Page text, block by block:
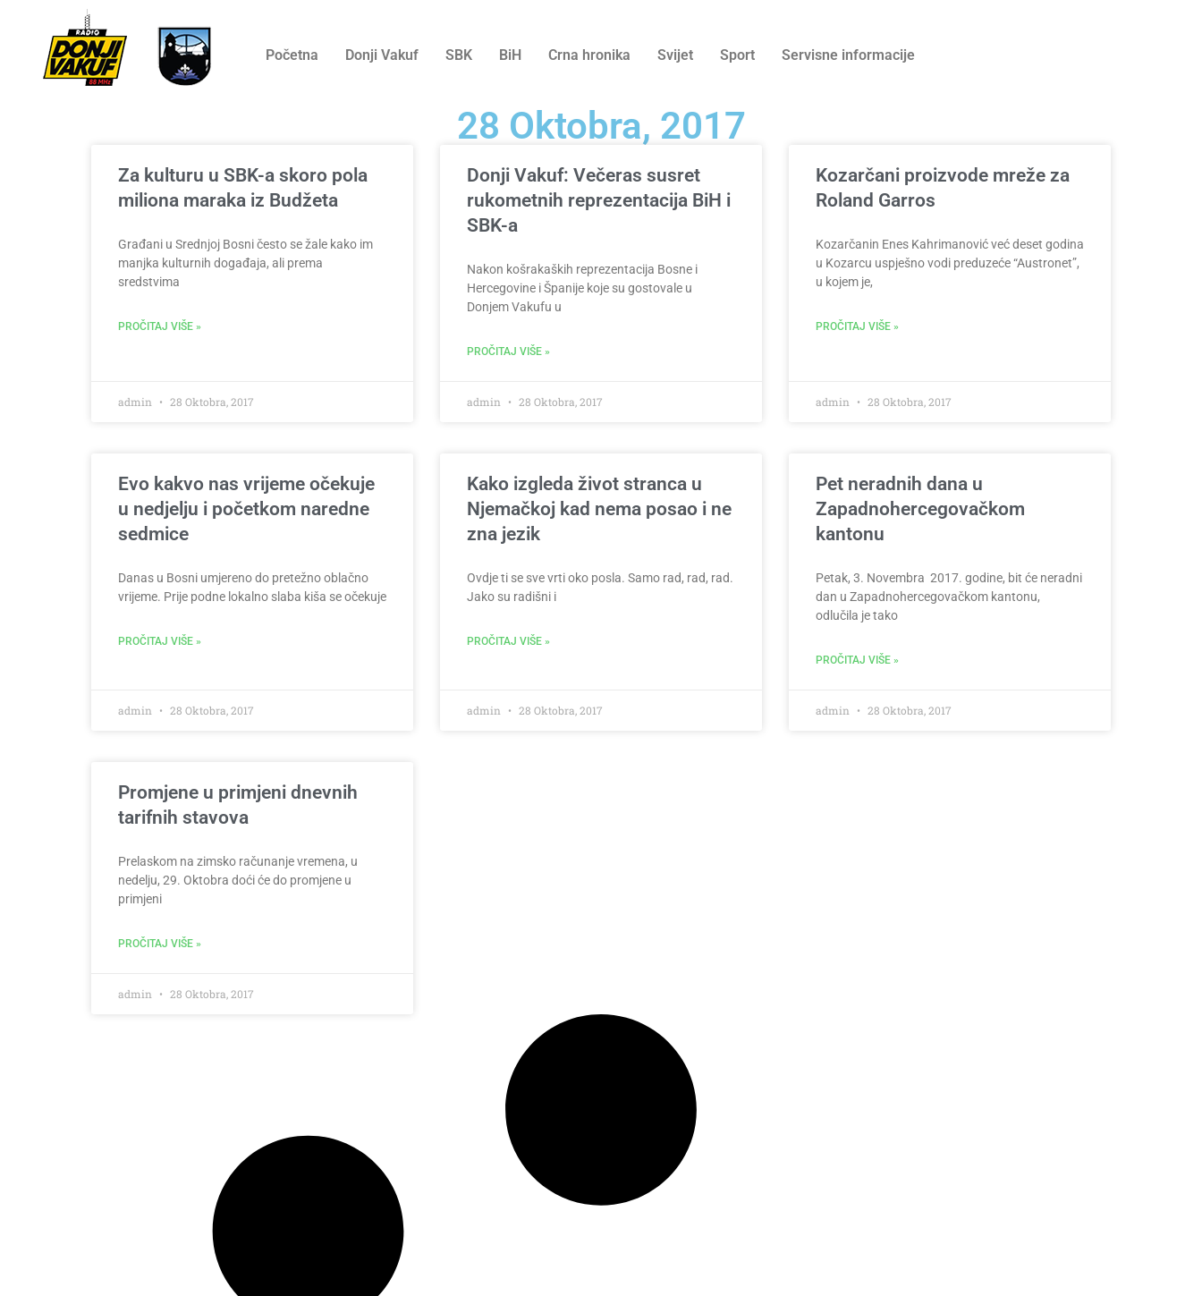
Početna Donji Vakuf SBK BiH Crna hronika Svijet Sport Servisne informacije
28 Oktobra, 2017
Za kulturu u SBK-a skoro pola
miliona maraka iz Budžeta
Građani u Srednjoj Bosni često se žale kako im
manjka kulturnih događaja, ali prema
sredstvima
PROČITAJ VIŠE »
admin 28 Oktobra, 2017
Donji Vakuf: Večeras susret
rukometnih reprezentacija BiH i
SBK-a
Nakon košrakaških reprezentacija Bosne i
Hercegovine i Španije koje su gostovale u
Donjem Vakufu u
PROČITAJ VIŠE »
admin 28 Oktobra, 2017
Kozarčani proizvode mreže za
Roland Garros
Kozarčanin Enes Kahrimanović već deset godina
u Kozarcu uspješno vodi preduzeće “Austronet”,
u kojem je,
PROČITAJ VIŠE »
admin 28 Oktobra, 2017
Evo kakvo nas vrijeme očekuje
u nedjelju i početkom naredne
sedmice
Danas u Bosni umjereno do pretežno oblačno
vrijeme. Prije podne lokalno slaba kiša se očekuje
PROČITAJ VIŠE »
admin 28 Oktobra, 2017
Kako izgleda život stranca u
Njemačkoj kad nema posao i ne
zna jezik
Ovdje ti se sve vrti oko posla. Samo rad, rad, rad.
Jako su radišni i
PROČITAJ VIŠE »
admin 28 Oktobra, 2017
Pet neradnih dana u
Zapadnohercegovačkom
kantonu
Petak, 3. Novembra 2017. godine, bit će neradni
dan u Zapadnohercegovačkom kantonu,
odlučila je tako
PROČITAJ VIŠE »
admin 28 Oktobra, 2017
Promjene u primjeni dnevnih
tarifnih stavova
Prelaskom na zimsko računanje vremena, u
nedelju, 29. Oktobra doći će do promjene u
primjeni
PROČITAJ VIŠE »
admin 28 Oktobra, 2017